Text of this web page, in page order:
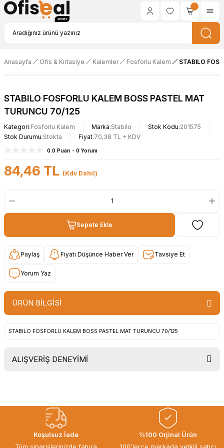
Anasayfa Ofis & Kırtasiye Kalemler Fosforlu Kalem STABILO
STABILO FOSFORLU KALEM BOSS PASTEL MAT
TURUNCU 70/125
Kategori Fosforlu Kalem Marka Stabilo Stok Kodu 201575
Stok Durumu Stokta Fiyat 70,38 TL + KDV
0.0 Puan - 0 Yorum
84,46 TL (Kdv Dahil)
Sepete Ekle
Paylaş Fiyatı Düşünce Haber Ver Tavsiye Et
Yorum Yaz
ÜRÜN BİLGİSİ
STABILO FOSFORLU KALEM BOSS PASTEL MAT TURUNCU 70/125
ALIŞVERİŞ DENEYİMİ
gorusmek uzere, hayirli ve bol
kazanclar dilerim.
İbrahim Ertuğrul ARSLANOĞLU |
Koşulsuz İade
%100 Orjinal Ürün